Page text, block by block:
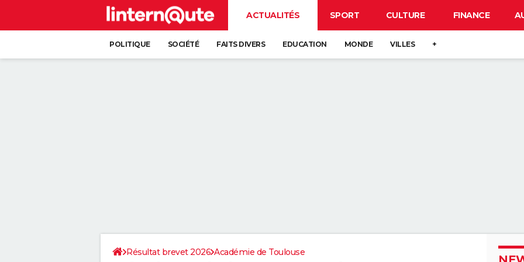
ACTUALITÉS SPORT CULTURE FINANCE
POLITIQUE SOCIÉTÉ FAITS DIVERS EDUCATION MONDE VILLES +
Résultat brevet 2026 Académie de Toulouse